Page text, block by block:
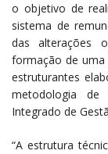
o objetivo de
sistema de
das alterações
formação de
estruturantes
metodologia de
Integrado de
“A estrutura